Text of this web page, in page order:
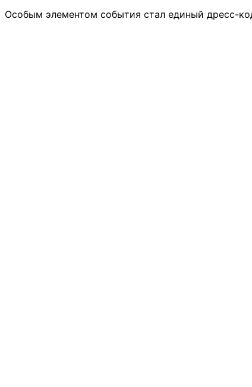
Особым элементом события стал единый дресс-